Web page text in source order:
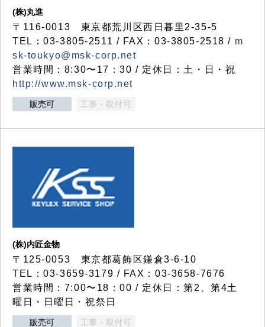
(株)丸進
〒116-0013 東京都荒川区西日暮里2-35-5
TEL：03-3805-2511 / FAX：03-3805-2518 / m
sk-toukyo@msk-corp.net
営業時間：8:30〜17：30 / 定休日：土・日・祝
http://www.msk-corp.net
販売可 工事・取付可
(株)内匠金物
〒125-0053 東京都葛飾区鎌倉3-6-10
TEL：03-3659-3179 / FAX：03-3658-7676
営業時間：7:00〜18：00 / 定休日：第2、第4土
曜日・日曜日・祝祭日
販売可 工事・取付可